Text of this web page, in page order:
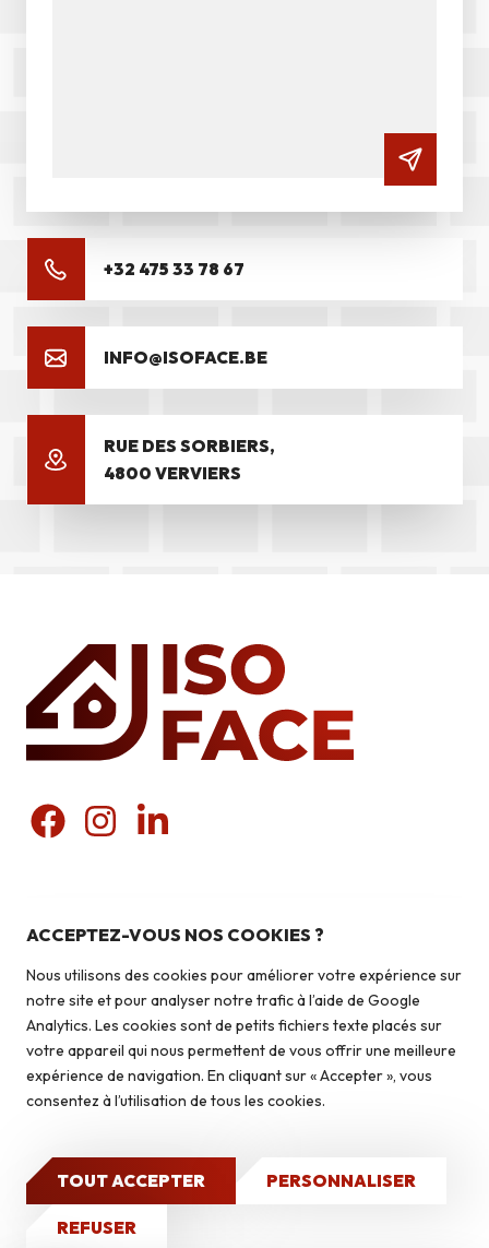
Briquettes
Autoconstruction & isolation
Caves à vin
Nos réalisations
CONTACT
ACCEPTEZ-VOUS NOS COOKIES ?
Nous utilisons des cookies pour améliorer votre expérience sur
notre site et pour analyser notre trafic à l’aide de Google
Analytics. Les cookies sont de petits fichiers texte placés sur
votre appareil qui nous permettent de vous offrir une meilleure
expérience de navigation. En cliquant sur « Accepter », vous
consentez à l’utilisation de tous les cookies.
TOUT ACCEPTER PERSONNALISER
REFUSER
+32 475 33 78 67
INFO@ISOFACE.BE
RUE DES SORBIERS,
4800 VERVIERS
Liens utiles
Qui sommes-nous ?
Isolation
Contact
2026 © Isoface - Tous droits réservés
réalisé par GO : Grow Online